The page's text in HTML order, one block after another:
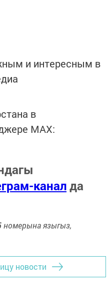
и интересным в
в
MАХ:
каналда
номерына языгыз,
новости